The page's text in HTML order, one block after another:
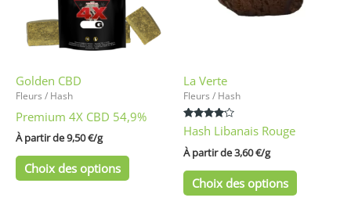
Golden CBD
Fleurs / Hash
Premium 4X CBD 54,9%
À partir de 9,50€/g
Choix des options
Les
options
peuvent
la
du
La Verte
Fleurs / Hash
Note
4.00
sur 5
Hash Libanais Rouge
À partir de 3,60€/g
Choix des options
Les
produit